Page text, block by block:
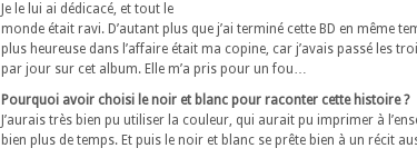
Je le lui ai dédicacé, et tout le
monde était ravi. D’autant plus que j’ai terminé cette BD en même
plus heureuse dans l’affaire était ma copine, car j’avais passé les
par jour sur cet album. Elle m’a pris pour un fou…
Pourquoi avoir choisi le noir et blanc pour raconter cette histoire ?
J’aurais très bien pu utiliser la couleur, qui aurait pu imprimer à
bien plus de temps. Et puis le noir et blanc se prête bien à un récit